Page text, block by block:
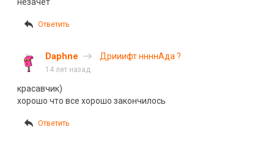
Ответить
Daphne Дрииифт ннннАда ?
14 лет назад
красавчик)
хорошо что все хорошо закончилось
Ответить